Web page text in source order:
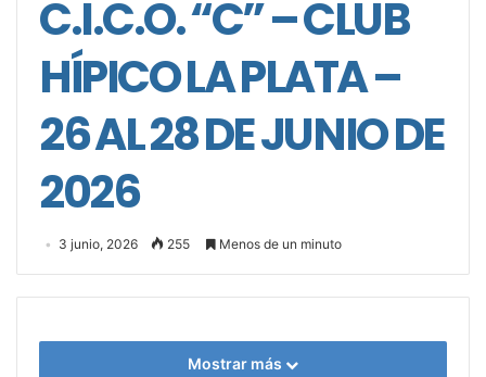
C.I.C.O. “C” – CLUB
HÍPICO LA PLATA –
26 AL 28 DE JUNIO DE
2026
3 junio, 2026 255 Menos de un minuto
Mostrar más